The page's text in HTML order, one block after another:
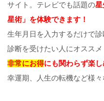
サイト。テレビでも話題の星
星術」を体験できます！
生年月日を入力するだけで
診断を受けたい人にオススメ
非常にお得にも関わらず楽し
幸運期、人生の転機など様